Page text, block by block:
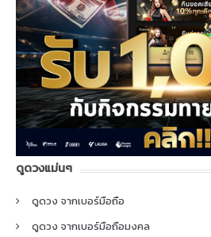
ดูดวงแม่นๆ
ดูดวง จากเบอร์มือถือ
ดูดวง จากเบอร์มือถือมงคล